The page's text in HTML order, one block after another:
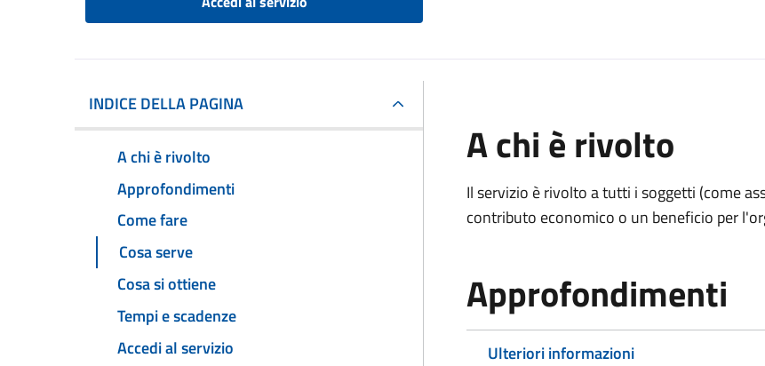
INDICE DELLA PAGINA
A chi è rivolto
Approfondimenti
Come fare
Cosa serve
Cosa si ottiene
Tempi e scadenze
Accedi al servizio
A chi è rivolto
Il servizio è rivolto a tutti i soggetti (come
contributo economico o un beneficio per
Approfondimenti
Ulteriori informazioni